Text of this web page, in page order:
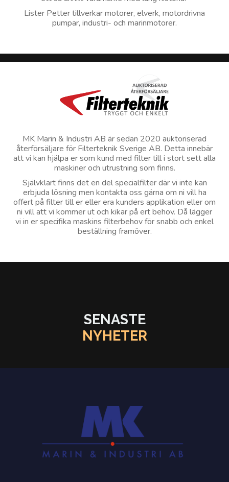
Lister Petter tillverkar motorer, elverk, motordrivna
pumpar, industri- och marinmotorer.
MK Marin & Industri AB är sedan 2020 auktoriserad
återförsäljare för Filterteknik Sverige AB. Detta innebär
att vi kan hjälpa er som kund med filter till i stort sett alla
maskiner och utrustning som finns.
Självklart finns det en del specialfilter där vi inte kan
erbjuda lösning men kontakta oss gärna om ni vill ha
offert på filter till er eller era kunders applikation eller om
ni vill att vi kommer ut och kikar på ert behov. Då lägger
vi in er specifika maskins filterbehov för snabb och enkel
beställning framöver.
SENASTE
NYHETER